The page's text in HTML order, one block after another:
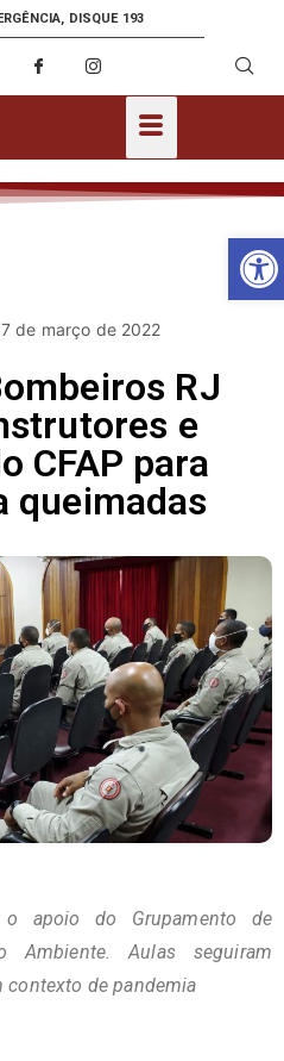
DISQUE 193
de março de 2022
RJ
e
CFAP para
queimadas
o apoio do Grupamento de
Ambiente. Aulas seguiram
contexto de pandemia